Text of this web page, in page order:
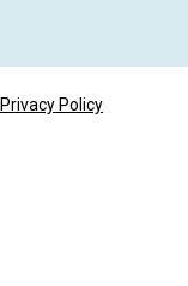
Privacy Policy